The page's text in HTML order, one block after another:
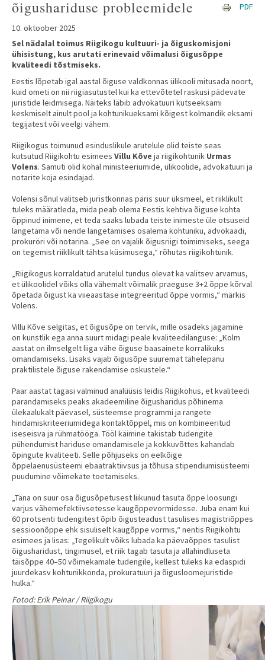
õigushariduse probleemidele
10. oktoober 2025
PDF
Sel nädalal toimus Riigikogu kultuuri- ja õiguskomisjoni
ühisistung, kus arutati erinevaid võimalusi õigusõppe
kvaliteedi tõstmiseks.
Eestis lõpetab igal aastal õiguse valdkonnas ülikooli mitusada noort,
kuid ometi on nii riigiasutustel kui ka ettevõtetel raskusi pädevate
juristide leidmisega. Näiteks läbib advokatuuri kutseeksami
keskmiselt ainult pool ja kohtunikueksami kõigest kolmandik eksami
tegijatest või veelgi vähem.
Riigikogus toimunud esinduslikule arutelule olid teiste seas
kutsutud Riigikohtu esimees Villu Kõve ja riigikohtunik Urmas
Volens. Samuti olid kohal ministeeriumide, ülikoolide, advokatuuri ja
notarite koja esindajad.
Volensi sõnul valitseb juristkonnas päris suur üksmeel, et riiklikult
tuleks määratleda, mida peab olema Eestis kehtiva õiguse kohta
õppinud inimene, et teda saaks lubada teiste inimeste üle otsuseid
langetama või nende langetamises osalema kohtuniku, advokaadi,
prokuröri või notarina. „See on vajalik õigusriigi toimimiseks, seega
on tegemist riiklikult tähtsa küsimusega,“ rõhutas riigikohtunik.
„Riigikogus korraldatud arutelul tundus olevat ka valitsev arvamus,
et ülikoolidel võiks olla vähemalt võimalik praeguse 3+2 õppe kõrval
õpetada õigust ka viieaastase integreeritud õppe vormis,“ märkis
Volens.
Villu Kõve selgitas, et õigusõpe on tervik, mille osadeks jagamine
on kunstlik ega anna suurt midagi peale kvaliteedilanguse: „Kolm
aastat on ilmselgelt liiga vähe õiguse baasainete korralikuks
omandamiseks. Lisaks vajab õigusõpe suuremat tähelepanu
praktilistele õiguse rakendamise oskustele.“
Paar aastat tagasi valminud analüüsis leidis Riigikohus, et kvaliteedi
parandamiseks peaks akadeemiline õigusharidus põhinema
ülekaalukalt päevasel, süsteemse programmi ja rangete
hindamiskriteeriumidega kontaktõppel, mis on kombineeritud
iseseisva ja rühmatööga. Tööl käimine takistab tudengite
pühendumist hariduse omandamisele ja kokkuvõttes kahandab
õpingute kvaliteeti. Selle põhjuseks on eelkõige
õppelaenusüsteemi ebaatraktiivsus ja tõhusa stipendiumisüsteemi
puudumine võimekate toetamiseks.
„Täna on suur osa õigusõpetusest liikunud tasuta õppe loosungi
varjus vähemefektiivsetesse kaugõppevormidesse. Juba enam kui
60 protsenti tudengitest õpib õigusteadust tasulises magistriõppes
sessioonõppe ehk sisuliselt kaugõppe vormis,“ nentis Riigikohtu
esimees ja lisas: „Tegelikult võiks lubada ka päevaõppes tasulist
õigusharidust, tingimusel, et riik tagab tasuta ja allahindluseta
täisõppe 40–50 võimekamale tudengile, kellest tuleks ka edaspidi
juurdekasv kohtunikkonda, prokuratuuri ja õigusloomejuristide
hulka.“
Fotod: Erik Peinar / Riigikogu